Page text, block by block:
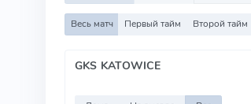
Весь матч Первый тайм Второй тайм
GKS KATOWICE